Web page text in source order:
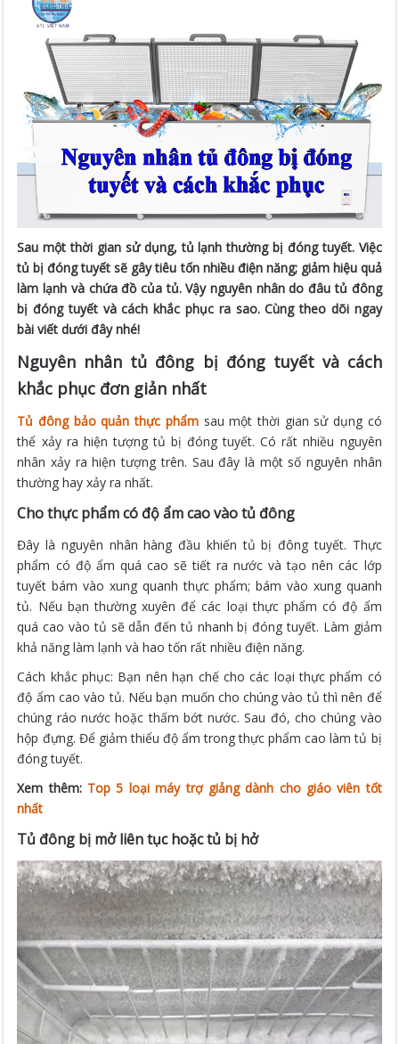
Sau một thời gian sử dụng, tủ lạnh thường bị đóng tuyết. Việc
tủ bị đóng tuyết sẽ gây tiêu tốn nhiều điện năng; giảm hiệu quả
làm lạnh và chứa đồ của tủ. Vậy nguyên nhân do đâu tủ đông
bị đóng tuyết và cách khắc phục ra sao. Cùng theo dõi ngay
bài viết dưới đây nhé!
Nguyên nhân tủ đông bị đóng tuyết và cách
khắc phục đơn giản nhất
Tủ đông bảo quản thực phẩmsau một thời gian sử dụng có
thể xảy ra hiện tượng tủ bị đóng tuyết. Có rất nhiều nguyên
nhân xảy ra hiện tượng trên. Sau đây là một số nguyên nhân
thường hay xảy ra nhất.
Cho thực phẩm có độ ẩm cao vào tủ đông
Đây là nguyên nhân hàng đầu khiến tủ bị đông tuyết. Thực
phẩm có độ ẩm quá cao sẽ tiết ra nước và tạo nên các lớp
tuyết bám vào xung quanh thực phẩm; bám vào xung quanh
tủ. Nếu bạn thường xuyên để các loại thực phẩm có độ ẩm
quá cao vào tủ sẽ dẫn đến tủ nhanh bị đóng tuyết. Làm giảm
khả năng làm lạnh và hao tốn rất nhiều điện năng.
Cách khắc phục: Bạn nên hạn chế cho các loại thực phẩm có
độ ẩm cao vào tủ. Nếu bạn muốn cho chúng vào tủ thì nên để
chúng ráo nước hoặc thấm bớt nước. Sau đó, cho chúng vào
hộp đựng. Để giảm thiểu độ ẩm trong thực phẩm cao làm tủ bị
đóng tuyết.
Xem thêm: Top 5 loại máy trợ giảng dành cho giáo viên tốt
nhất
Tủ đông bị mở liên tục hoặc tủ bị hở